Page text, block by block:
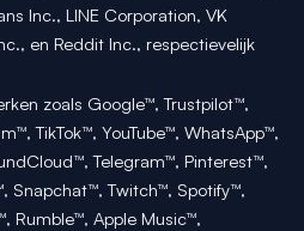
Inc., LINE Corporation, VK
en Reddit Inc., respectievelijk
zoals Google™, Trustpilot™,
TikTok™, YouTube™, WhatsApp™,
Telegram™, Pinterest™,
Snapchat™, Twitch™, Spotify™,
Rumble™, Apple Music™,